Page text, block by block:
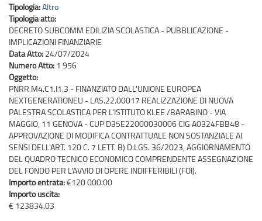
Tipologia:Altro
Tipologia atto:
DECRETO SUBCOMM EDILIZIA SCOLASTICA - PUBBLICAZIONE -
IMPLICAZIONI FINANZIARIE
Data Atto: 24/07/2024
Numero Atto: 1 956
Oggetto:
PNRR M4.C1.I1.3 - FINANZIATO DALL'UNIONE EUROPEA
NEXTGENERATIONEU - LAS.22.00017 REALIZZAZIONE DI NUOVA
PALESTRA SCOLASTICA PER L'ISTITUTO KLEE /BARABINO - VIA
MAGGIO, 11 GENOVA - CUP D35E22000030006 CIG A0324FBB48 -
APPROVAZIONE DI MODIFICA CONTRATTUALE NON SOSTANZIALE AI
SENSI DELL'ART. 120 C. 7 LETT. B) D.LGS. 36/2023, AGGIORNAMENTO
DEL QUADRO TECNICO ECONOMICO COMPRENDENTE ASSEGNAZIONE
DEL FONDO PER L'AVVIO DI OPERE INDIFFERIBILI (FOI).
Importo entrata:€120 000.00
Importo uscita:
€ 123834.03